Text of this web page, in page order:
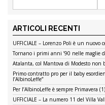
ARTICOLI RECENTI
UFFICIALE – Lorenzo Poli è un nuovo
Tornano i primi anni ’90 nelle maglie
Atalanta, col Mantova di Modesto non
Primo contratto pro per il baby
l’AlbinoLeffe”
Per l’AlbinoLeffe è sempre Primavera
UFFICIALE – La numero 11 del Villa